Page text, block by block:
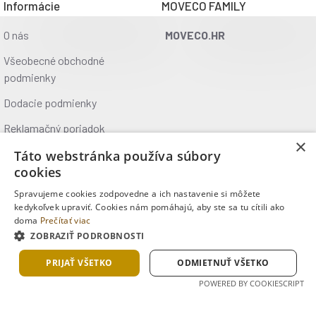
Spokey GRIPI je medicinbal se speciálními úchyty.Pravidelné
tkáně.
výplň: těžký písek
průměr: 24 cm
Informácie
O nás
Všeobecné obchodné
podmienky
Dodacie podmienky
Reklamačný poriadok
Ochrana údajov
Kontakt
Kde nás nájdete
MOVECO FAMILY
MOVECO.HR
Copyright © 2025, MOVECO s.r.o., Všetky práva vyhradené
×
Táto webstránka používa súbory
cookies
Spravujeme cookies zodpovedne a ich nastavenie si môžete
kedykoľvek upraviť. Cookies nám pomáhajú, aby ste sa tu cítili ako
doma Prečítať viac
ZOBRAZIŤ PODROBNOSTI
PRIJAŤ VŠETKO ODMIETNUŤ VŠETKO
POWERED BY COOKIESCRIPT